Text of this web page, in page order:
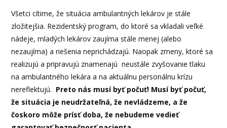
Všetci cítime, že situácia ambulantných lekárov je stále
zložitejšia. Rezidentský program, do ktoré sa vkladali veľké
nádeje, mladých lekárov zaujíma stále menej (alebo
nezaujíma) a riešenia neprichádzajú. Naopak zmeny, ktoré sa
realizujú a pripravujú znamenajú neustále zvyšovanie tlaku
na ambulantného lekára a na aktuálnu personálnu krízu
nereflektujú. Preto nás musí byť počuť! Musí byť počuť,
že situácia je neudržateľná, že nevládzeme, a že
čoskoro môže prísť doba, že nebudeme vedieť